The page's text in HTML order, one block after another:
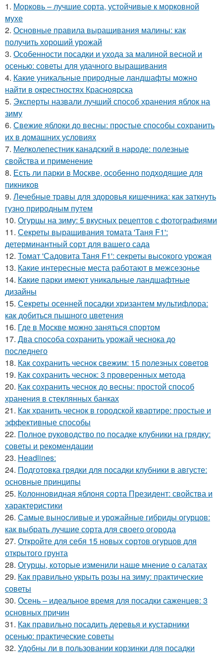
1. Морковь – лучшие сорта, устойчивые к морковной
мухе
2. Основные правила выращивания малины: как
получить хороший урожай
3. Особенности посадки и ухода за малиной весной и
осенью: советы для удачного выращивания
4. Какие уникальные природные ландшафты можно
найти в окрестностях Красноярска
5. Эксперты назвали лучший способ хранения яблок на
зиму
6. Свежие яблоки до весны: простые способы сохранить
их в домашних условиях
7. Мелколепестник канадский в народе: полезные
свойства и применение
8. Есть ли парки в Москве, особенно подходящие для
пикников
9. Лечебные травы для здоровья кишечника: как заткнуть
гузно природным путем
10. Огурцы на зиму: 5 вкусных рецептов с фотографиями
11. Секреты выращивания томата 'Таня F1':
детерминантный сорт для вашего сада
12. Томат 'Садовита Таня F1': секреты высокого урожая
13. Какие интересные места работают в межсезонье
14. Какие парки имеют уникальные ландшафтные
дизайны
15. Секреты осенней посадки хризантем мультифлора:
как добиться пышного цветения
16. Где в Москве можно заняться спортом
17. Два способа сохранить урожай чеснока до
последнего
18. Как сохранить чеснок свежим: 15 полезных советов
19. Как сохранить чеснок: 3 проверенных метода
20. Как сохранить чеснок до весны: простой способ
хранения в стеклянных банках
21. Как хранить чеснок в городской квартире: простые и
эффективные способы
22. Полное руководство по посадке клубники на грядку:
советы и рекомендации
23. Headlines:
24. Подготовка грядки для посадки клубники в августе:
основные принципы
25. Колонновидная яблоня сорта Президент: свойства и
характеристики
26. Самые выносливые и урожайные гибриды огурцов:
как выбрать лучшие сорта для своего огорода
27. Откройте для себя 15 новых сортов огурцов для
открытого грунта
28. Огурцы, которые изменили наше мнение о салатах
29. Как правильно укрыть розы на зиму: практические
советы
30. Осень – идеальное время для посадки саженцев: 3
основных причин
31. Как правильно посадить деревья и кустарники
осенью: практические советы
32. Удобны ли в пользовании корзинки для посадки